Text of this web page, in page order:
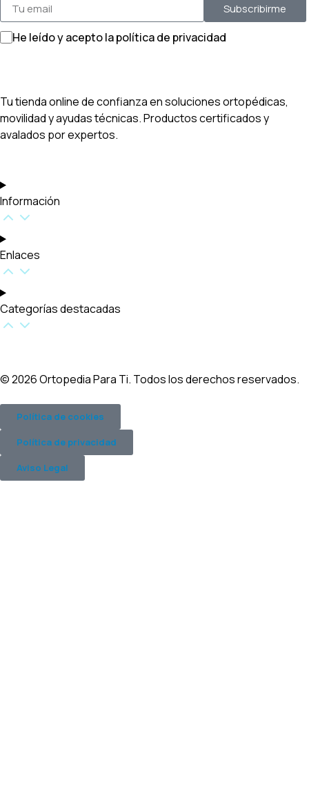
He leído y acepto la política de privacidad
Subscribirme
Tu tienda online de confianza en soluciones ortopédicas,
movilidad y ayudas técnicas. Productos certificados y
avalados por expertos.
Información
Enlaces
Categorías destacadas​
© 2026 Ortopedia Para Ti. Todos los derechos reservados.
Política de cookies
Política de privacidad
Aviso Legal